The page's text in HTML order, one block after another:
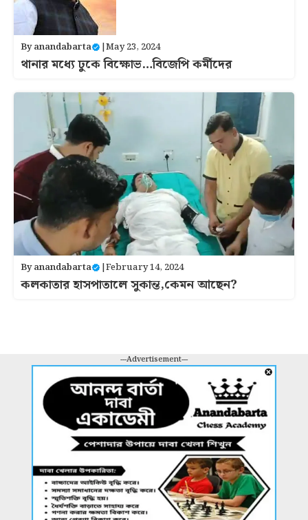
Byanandabarta |May 23, 2024
থানার মধ্যে ঢুকে বিক্ষোভ…বিজেপি কর্মীদের
Byanandabarta |February 14, 2024
কলকাতার হাসপাতালে সুকান্ত,কেমন আছেন?
---Advertisement---